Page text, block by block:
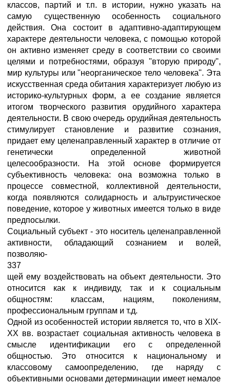
классов, партий и т.п. в истории, нужно указать на
самую существенную особенность социального
действия. Она состоит в адаптивно-адаптирующем
характере деятельности человека, с помощью которой
он активно изменяет среду в соответствии со своими
целями и потребностями, образуя "вторую природу",
мир культуры или "неорганическое тело человека". Эта
искусственная среда обитания характеризует любую из
историко-культурных форм, а ее создание является
итогом творческого развития орудийного характера
деятельности. В свою очередь орудийная деятельность
стимулирует становление и развитие сознания,
придает ему целенаправленный характер в отличие от
генетически определенной животной
целесообразности. На этой основе формируется
субъективность человека: она возможна только в
процессе совместной, коллективной деятельности,
когда появляются солидарность и альтруистическое
поведение, которое у животных имеется только в виде
предпосылки.
Социальный субъект - это носитель целенаправленной
активности, обладающий сознанием и волей,
позволяю-
337
щей ему воздействовать на объект деятельности. Это
относится как к индивиду, так и к социальным
общностям: классам, нациям, поколениям,
профессиональным группам и т.д.
Одной из особенностей истории является то, что в XIX-
XX вв. возрастает социальная активность человека в
смысле идентификации его с определенной
общностью. Это относится к национальному и
классовому самоопределению, где наряду с
объективными основами детерминации имеет немалое